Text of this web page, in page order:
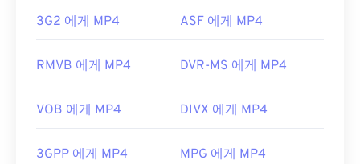
3G2 에게 MP4 ASF 에게 MP4
RMVB 에게 MP4 DVR-MS 에게 MP4
VOB 에게 MP4 DIVX 에게 MP4
3GPP 에게 MP4 MPG 에게 MP4